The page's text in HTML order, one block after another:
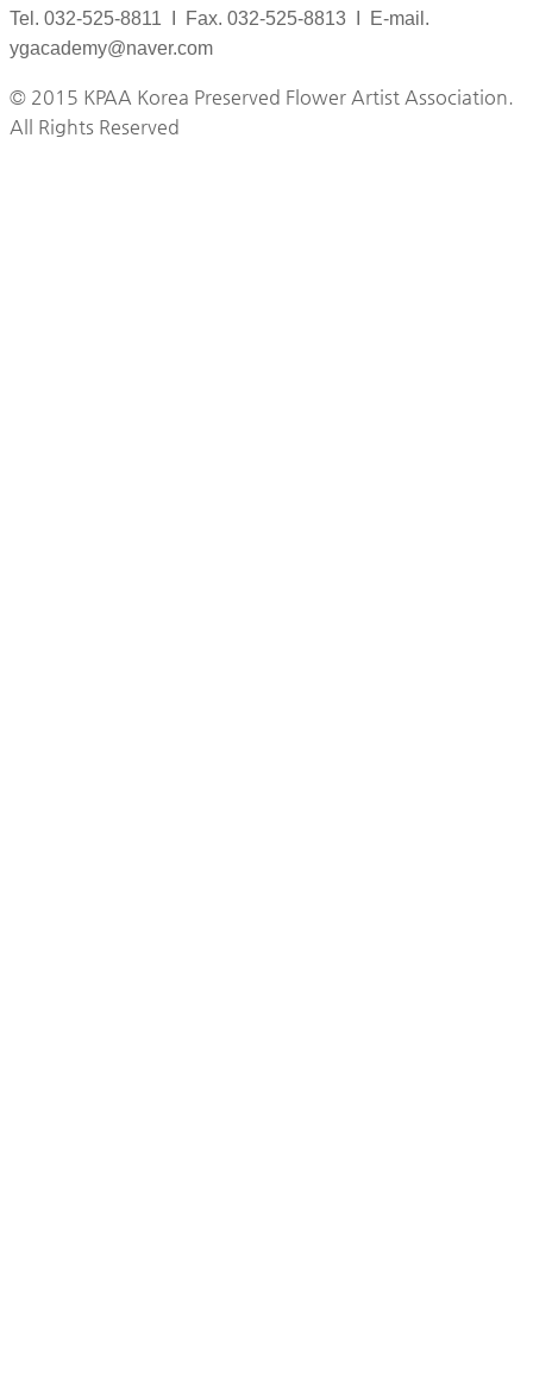
Tel. 032-525-8811 I Fax. 032-525-8813 I E-mail.
ygacademy@naver.com
© 2015 KPAA Korea Preserved Flower Artist Association.
All Rights Reserved